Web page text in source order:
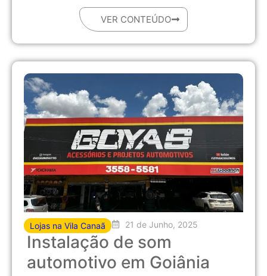
VER CONTEÚDO
Lojas na Vila Canaã 21 de Junho, 2025
Instalação de som
automotivo em Goiânia